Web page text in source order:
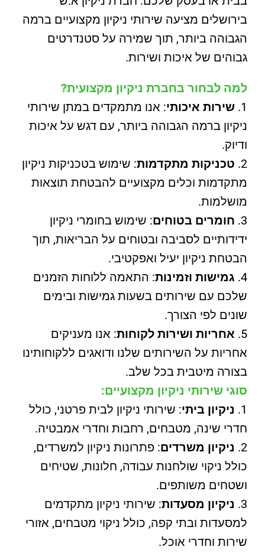
בירושלים מציעה שירותי ניקיון מקצועיים ברמה
הגבוהה ביותר, תוך שמירה על סטנדרטים
גבוהים של איכות ושירות.
למה לבחור בחברת ניקיון מקצועית?
שירות איכותי: אנו מתמקדים במתן שירותי
ניקיון ברמה הגבוהה ביותר, עם דגש על איכות
ודיוק.
טכניקות מתקדמות: שימוש בטכניקות ניקיון
מתקדמות וכלים מקצועיים להבטחת תוצאות
מושלמות.
חומרים בטוחים: שימוש בחומרי ניקיון
ידידותיים לסביבה ובטוחים על הבריאות, תוך
הבטחת ניקיון יעיל ואפקטיבי.
גמישות וזמינות: התאמה ללוחות הזמנים
שלכם עם שירותים בשעות גמישות ובימים
שונים לפי הצורך.
אחריות ושירות לקוחות: אנו מעניקים
אחריות על השירותים שלנו ודואגים ללקוחותינו
בצורה מיטבית בכל שלב.
סוגי שירותי ניקיון מקצועיים:
ניקיון ביתי: שירותי ניקיון לבית פרטני, כולל
חדרי שינה, מטבחים, רחבות וחדרי אמבטיה.
ניקיון משרדים: פתרונות ניקיון למשרדים,
כולל ניקוי שולחנות עבודה, חלונות, שטיחים
ושטחים משותפים.
ניקיון מסעדות: שירותי ניקיון מתקדמים
למסעדות ובתי קפה, כולל ניקוי מטבחים, אזורי
שירות וחדרי אוכל.